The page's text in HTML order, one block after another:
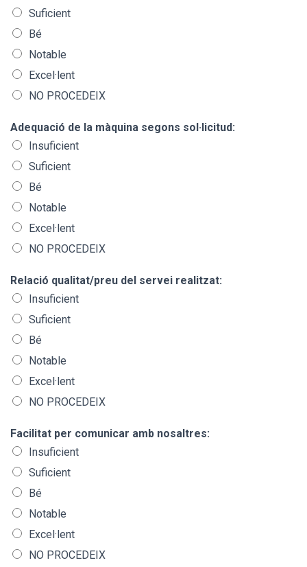
Suficient
Bé
Notable
Excel·lent
NO PROCEDEIX
Adequació de la màquina segons sol·licitud:
Insuficient
Suficient
Bé
Notable
Excel·lent
NO PROCEDEIX
Relació qualitat/preu del servei realitzat:
Insuficient
Suficient
Bé
Notable
Excel·lent
NO PROCEDEIX
Facilitat per comunicar amb nosaltres:
Insuficient
Suficient
Bé
Notable
Excel·lent
NO PROCEDEIX